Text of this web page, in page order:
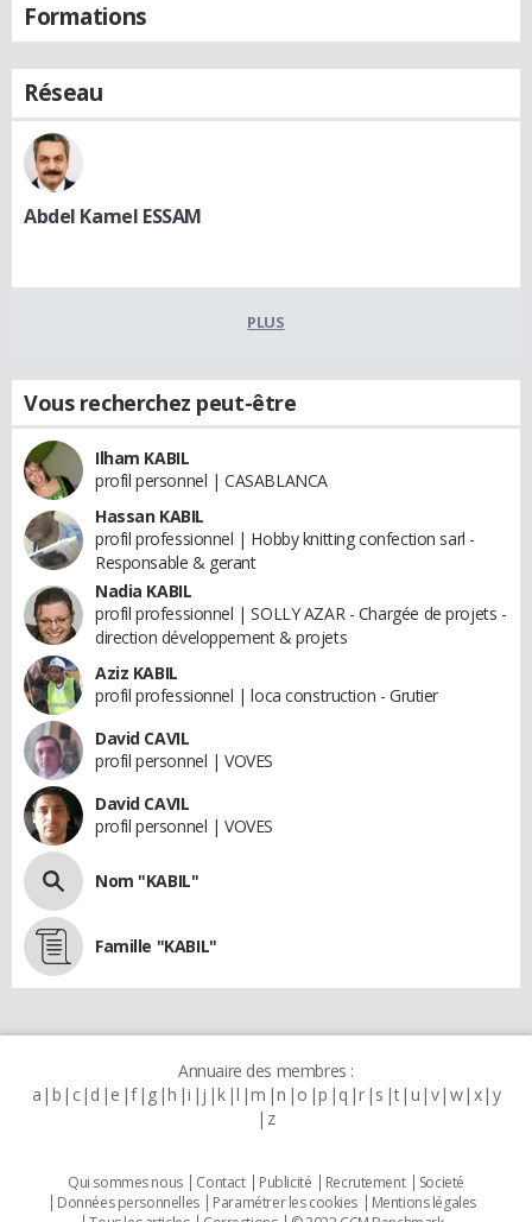
Formations
Réseau
Abdel Kamel ESSAM
PLUS
Vous recherchez peut-être
Ilham KABIL
profil personnel | CASABLANCA
Hassan KABIL
profil professionnel | Hobby knitting confection sarl -
Responsable & gerant
Nadia KABIL
profil professionnel | SOLLY AZAR - Chargée de projets -
direction développement & projets
Aziz KABIL
profil professionnel | loca construction - Grutier
David CAVIL
profil personnel | VOVES
David CAVIL
profil personnel | VOVES
Nom "KABIL"
Famille "KABIL"
Annuaire des membres :
a b c d e f g h i j k l m n o p q r s t u v w x y
z
Qui sommes nous Contact Publicité Recrutement
Societé
Données personnelles
Paramétrer les cookies
Mentions légales